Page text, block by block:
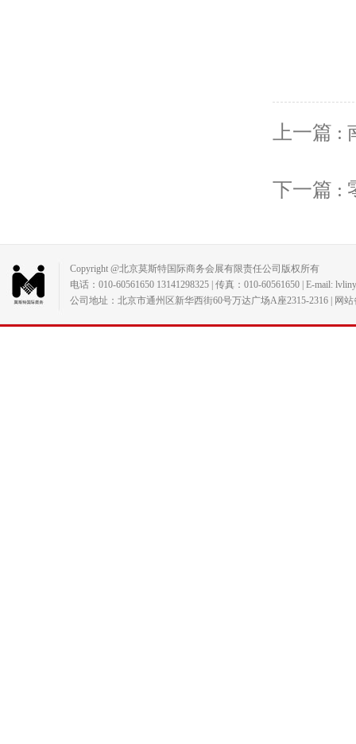
上一篇 :
下一篇 :
Copyright @北京莫斯特国际商务会展有限责任公司版权所有
电话：010-60561650 13141298325 | 传真：010-60561650 | E-mail:
公司地址：北京市通州区新华西街60号万达广场A座2315-2316 | 网